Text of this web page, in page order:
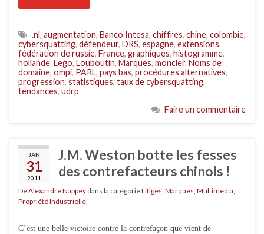
.nl , augmentation, Banco Intesa, chiffres, chine, colombie,
cybersquatting, défendeur, DRS, espagne, extensions,
fédération de russie, France, graphiques, histogramme,
hollande, Lego, Louboutin, Marques, moncler, Noms de
domaine, ompi, PARL, pays bas, procédures alternatives,
progression, statistiques, taux de cybersquatting,
tendances, udrp
Faire un commentaire
JAN
31
2011
J.M. Weston botte les fesses
des contrefacteurs chinois !
DeAlexandre Nappey dans la catégorieLitiges, Marques, Multimedia,
Propriété Industrielle
C’est une belle victoire contre la contrefaçon que vient de